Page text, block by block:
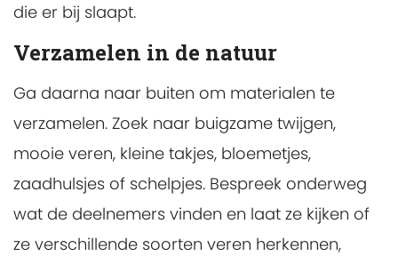
die er bij slaapt.
Verzamelen in de natuur
Ga daarna naar buiten om materialen te
verzamelen. Zoek naar buigzame twijgen,
mooie veren, kleine takjes, bloemetjes,
zaadhulsjes of schelpjes. Bespreek onderweg
wat de deelnemers vinden en laat ze kijken of
ze verschillende soorten veren herkennen,